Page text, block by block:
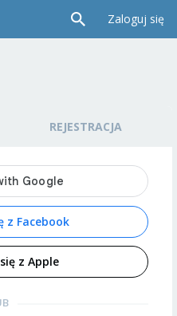
Zaloguj się
REJESTRACJA
z Facebook
z Apple